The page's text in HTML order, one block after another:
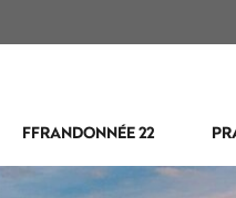
FFRANDONNÉE 22